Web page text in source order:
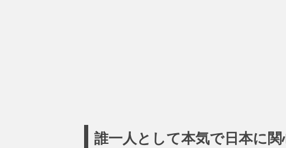
誰一人として本気で日本に関